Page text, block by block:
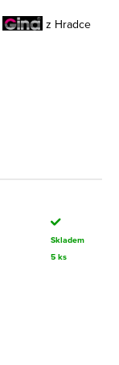
z Hradce
Skladem
5 ks